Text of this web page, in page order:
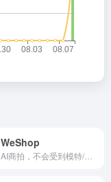
WeShop
AI商拍，不会受到模特/经纪/摄影/后期/场租/机酒的限制，省时省力又省钱。